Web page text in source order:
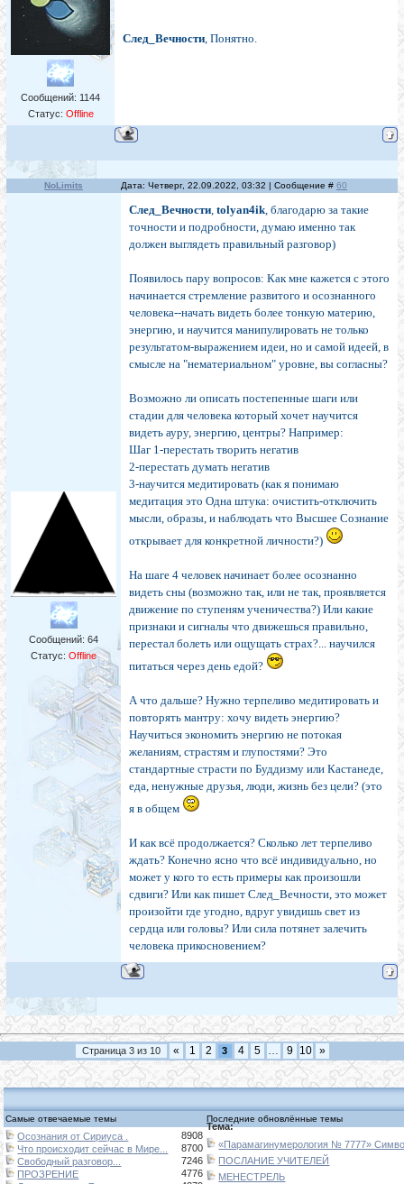
Сообщений: 1144
Статус: Offline
След_Вечности, Понятно.
NoLimits Дата: Четверг, 22.09.2022, 03:32 | Сообщение # 60
Сообщений: 64
Статус: Offline
След_Вечности, tolyan4ik, благодарю за такие
точности и подробности, думаю именно так
должен выглядеть правильный разговор)
Появилось пару вопросов: Как мне кажется с этого
начинается стремление развитого и осознанного
человека--начать видеть более тонкую материю,
энергию, и научится манипулировать не только
результатом-выражением идеи, но и самой идеей, в
смысле на "нематериальном" уровне, вы согласны?
Возможно ли описать постепенные шаги или
стадии для человека который хочет научится
видеть ауру, энергию, центры? Например:
Шаг 1-перестать творить негатив
2-перестать думать негатив
3-научится медитировать (как я понимаю
медитация это Одна штука: очистить-отключить
мысли, образы, и наблюдать что Высшее Сознание
открывает для конкретной личности?)
На шаге 4 человек начинает более осознанно
видеть сны (возможно так, или не так, проявляется
движение по ступеням ученичества?) Или какие
признаки и сигналы что движешься правильно,
перестал болеть или ощущать страх?... научился
питаться через день едой?
А что дальше? Нужно терпеливо медитировать и
повторять мантру: хочу видеть энергию?
Научиться экономить энергию не потокая
желаниям, страстям и глупостями? Это
стандартные страсти по Буддизму или Кастанеде,
еда, ненужные друзья, люди, жизнь без цели? (это
я в общем
И как всё продолжается? Сколько лет терпеливо
ждать? Конечно ясно что всё индивидуально, но
может у кого то есть примеры как произошли
сдвиги? Или как пишет След_Вечности, это может
произойти где угодно, вдруг увидишь свет из
сердца или головы? Или сила потянет залечить
человека прикосновением?
Страница 3из 10 « 1 2 3 4 5 9 10 »
Самые отвечаемые темы Последние обновлённые темы
Осознания от Сириуса .
8908
Что происходит сейчас в Мире...
8700
Свободный разговор...
7246
ПРОЗРЕНИЕ
4776
Тема:
«Парамагинумерология № 7777»
ПОСЛАНИЕ УЧИТЕЛЕЙ
МЕНЕСТРЕЛЬ